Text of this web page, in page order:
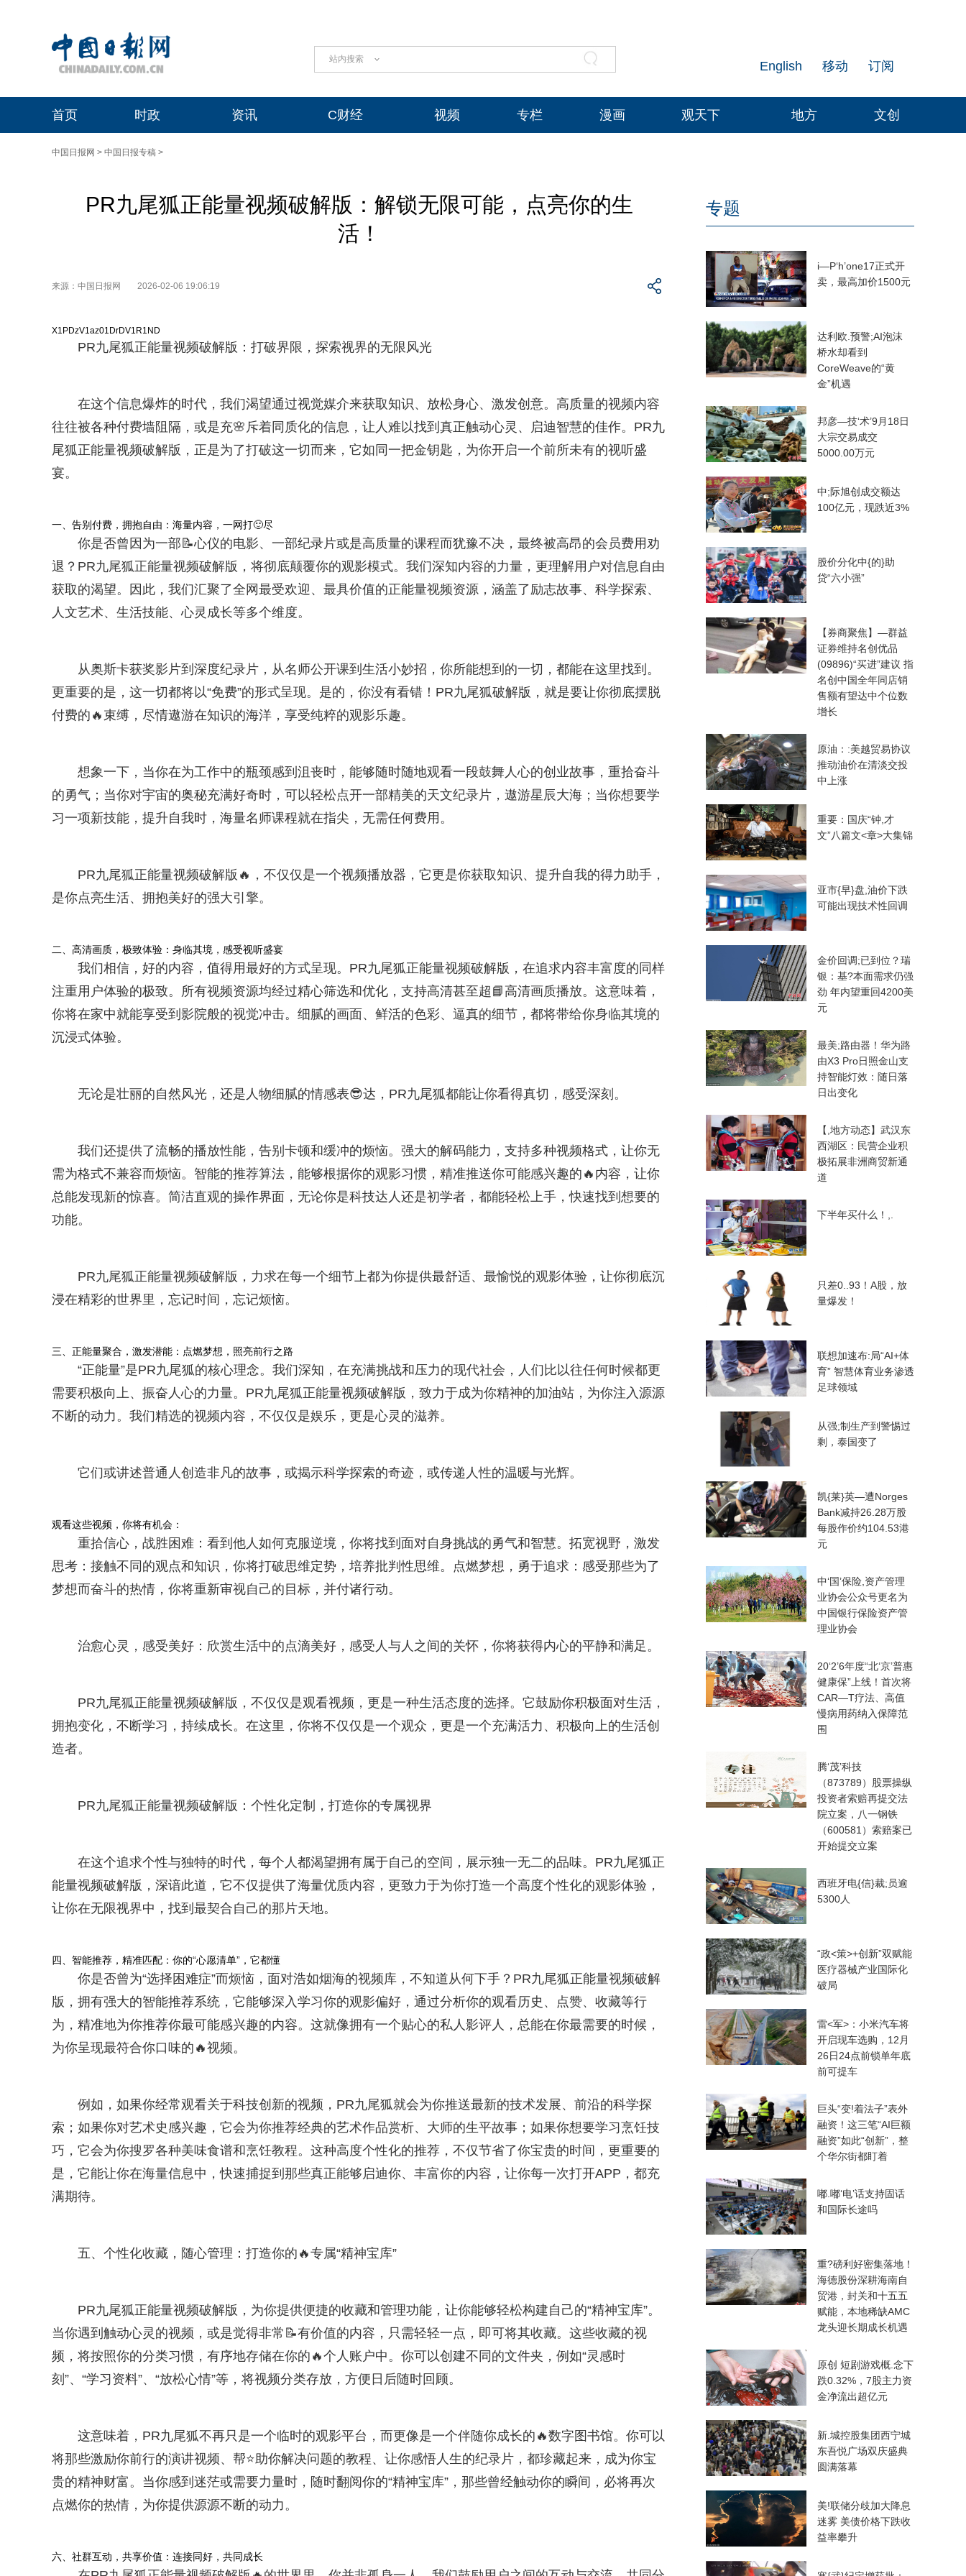
站内搜索 订阅
移动
English
首页 时政 资讯 C财经 视频 专栏 漫画 观天下 地方 文创
中国日报网 > 中国日报专稿 >
PR九尾狐正能量视频破解版：解锁无限可能，点亮你的生
活！
来源：中国日报网 2026-02-06 19:06:19
X1PDzV1az01DrDV1R1ND
PR九尾狐正能量视频破解版：打破界限，探索视界的无限风光
在这个信息爆炸的时代，我们渴望通过视觉媒介来获取知识、放松身心、激发创意。高质量的视频内容
往往被各种付费墙阻隔，或是充🌸斥着同质化的信息，让人难以找到真正触动心灵、启迪智慧的佳作。PR九
尾狐正能量视频破解版，正是为了打破这一切而来，它如同一把金钥匙，为你开启一个前所未有的视听盛
宴。
一、告别付费，拥抱自由：海量内容，一网打🙂尽
你是否曾因为一部📝心仪的电影、一部纪录片或是高质量的课程而犹豫不决，最终被高昂的会员费用劝
退？PR九尾狐正能量视频破解版，将彻底颠覆你的观影模式。我们深知内容的力量，更理解用户对信息自由
获取的渴望。因此，我们汇聚了全网最受欢迎、最具价值的正能量视频资源，涵盖了励志故事、科学探索、
人文艺术、生活技能、心灵成长等多个维度。
从奥斯卡获奖影片到深度纪录片，从名师公开课到生活小妙招，你所能想到的一切，都能在这里找到。
更重要的是，这一切都将以“免费”的形式呈现。是的，你没有看错！PR九尾狐破解版，就是要让你彻底摆脱
付费的🔥束缚，尽情遨游在知识的海洋，享受纯粹的观影乐趣。
想象一下，当你在为工作中的瓶颈感到沮丧时，能够随时随地观看一段鼓舞人心的创业故事，重拾奋斗
的勇气；当你对宇宙的奥秘充满好奇时，可以轻松点开一部精美的天文纪录片，遨游星辰大海；当你想要学
习一项新技能，提升自我时，海量名师课程就在指尖，无需任何费用。
PR九尾狐正能量视频破解版🔥，不仅仅是一个视频播放器，它更是你获取知识、提升自我的得力助手，
是你点亮生活、拥抱美好的强大引擎。
二、高清画质，极致体验：身临其境，感受视听盛宴
我们相信，好的内容，值得用最好的方式呈现。PR九尾狐正能量视频破解版，在追求内容丰富度的同样
注重用户体验的极致。所有视频资源均经过精心筛选和优化，支持高清甚至超📘高清画质播放。这意味着，
你将在家中就能享受到影院般的视觉冲击。细腻的画面、鲜活的色彩、逼真的细节，都将带给你身临其境的
沉浸式体验。
无论是壮丽的自然风光，还是人物细腻的情感表😎达，PR九尾狐都能让你看得真切，感受深刻。
我们还提供了流畅的播放性能，告别卡顿和缓冲的烦恼。强大的解码能力，支持多种视频格式，让你无
需为格式不兼容而烦恼。智能的推荐算法，能够根据你的观影习惯，精准推送你可能感兴趣的🔥内容，让你
总能发现新的惊喜。简洁直观的操作界面，无论你是科技达人还是初学者，都能轻松上手，快速找到想要的
功能。
PR九尾狐正能量视频破解版，力求在每一个细节上都为你提供最舒适、最愉悦的观影体验，让你彻底沉
浸在精彩的世界里，忘记时间，忘记烦恼。
三、正能量聚合，激发潜能：点燃梦想，照亮前行之路
“正能量”是PR九尾狐的核心理念。我们深知，在充满挑战和压力的现代社会，人们比以往任何时候都更
需要积极向上、振奋人心的力量。PR九尾狐正能量视频破解版，致力于成为你精神的加油站，为你注入源源
不断的动力。我们精选的视频内容，不仅仅是娱乐，更是心灵的滋养。
它们或讲述普通人创造非凡的故事，或揭示科学探索的奇迹，或传递人性的温暖与光辉。
观看这些视频，你将有机会：
重拾信心，战胜困难：看到他人如何克服逆境，你将找到面对自身挑战的勇气和智慧。拓宽视野，激发
思考：接触不同的观点和知识，你将打破思维定势，培养批判性思维。点燃梦想，勇于追求：感受那些为了
梦想而奋斗的热情，你将重新审视自己的目标，并付诸行动。
治愈心灵，感受美好：欣赏生活中的点滴美好，感受人与人之间的关怀，你将获得内心的平静和满足。
PR九尾狐正能量视频破解版，不仅仅是观看视频，更是一种生活态度的选择。它鼓励你积极面对生活，
拥抱变化，不断学习，持续成长。在这里，你将不仅仅是一个观众，更是一个充满活力、积极向上的生活创
造者。
PR九尾狐正能量视频破解版：个性化定制，打造你的专属视界
在这个追求个性与独特的时代，每个人都渴望拥有属于自己的空间，展示独一无二的品味。PR九尾狐正
能量视频破解版，深谙此道，它不仅提供了海量优质内容，更致力于为你打造一个高度个性化的观影体验，
让你在无限视界中，找到最契合自己的那片天地。
四、智能推荐，精准匹配：你的“心愿清单”，它都懂
你是否曾为“选择困难症”而烦恼，面对浩如烟海的视频库，不知道从何下手？PR九尾狐正能量视频破解
版，拥有强大的智能推荐系统，它能够深入学习你的观影偏好，通过分析你的观看历史、点赞、收藏等行
为，精准地为你推荐你最可能感兴趣的内容。这就像拥有一个贴心的私人影评人，总能在你最需要的时候，
为你呈现最符合你口味的🔥视频。
例如，如果你经常观看关于科技创新的视频，PR九尾狐就会为你推送最新的技术发展、前沿的科学探
索；如果你对艺术史感兴趣，它会为你推荐经典的艺术作品赏析、大师的生平故事；如果你想要学习烹饪技
巧，它会为你搜罗各种美味食谱和烹饪教程。这种高度个性化的推荐，不仅节省了你宝贵的时间，更重要的
是，它能让你在海量信息中，快速捕捉到那些真正能够启迪你、丰富你的内容，让你每一次打开APP，都充
满期待。
五、个性化收藏，随心管理：打造你的🔥专属“精神宝库”
PR九尾狐正能量视频破解版，为你提供便捷的收藏和管理功能，让你能够轻松构建自己的“精神宝库”。
当你遇到触动心灵的视频，或是觉得非常📝有价值的内容，只需轻轻一点，即可将其收藏。这些收藏的视
频，将按照你的分类习惯，有序地存储在你的🔥个人账户中。你可以创建不同的文件夹，例如“灵感时
刻”、“学习资料”、“放松心情”等，将视频分类存放，方便日后随时回顾。
这意味着，PR九尾狐不再只是一个临时的观影平台，而更像是一个伴随你成长的🔥数字图书馆。你可以
将那些激励你前行的演讲视频、帮⭐助你解决问题的教程、让你感悟人生的纪录片，都珍藏起来，成为你宝
贵的精神财富。当你感到迷茫或需要力量时，随时翻阅你的“精神宝库”，那些曾经触动你的瞬间，必将再次
点燃你的热情，为你提供源源不断的动力。
六、社群互动，共享价值：连接同好，共同成长
专题
i—P‘h’one17正式开
卖，最高加价1500元
达利欧.预警;AI泡沫
桥水却看到
CoreWeave的“黄
金”机遇
邦彦—技‘术’9月18日
大宗交易成交
5000.00万元
中;际旭创成交额达
100亿元，现跌近3%
股价分化中{的}助
贷“六小强”
【券商聚焦】—群益
证券维持名创优品
(09896)“买进”建议 指
名创中国全年同店销
售额有望达中个位数
增长
原油：:美越贸易协议
推动油价在清淡交投
中上涨
重要：国庆“钟,才
文”八篇文<章>大集锦
亚市{早}盘,油价下跌
可能出现技术性回调
金价回调;已到位？瑞
银：基?本面需求仍强
劲 年内望重回4200美
元
最美;路由器！华为路
由X3 Pro日照金山支
持智能灯效：随日落
日出变化
【,地方动态】武汉东
西湖区：民营企业积
极拓展非洲商贸新通
道
下半年买什么！,.
只差0..93！A股，放
量爆发！
联想加速布:局“AI+体
育” 智慧体育业务渗透
足球领域
从强;制生产到警惕过
剩，泰国变了
凯{莱}英—遭Norges
Bank减持26.28万股
每股作价约104.53港
元
中‘国’保险,资产管理
业协会公众号更名为
中国银行保险资产管
理业协会
20‘2’6年度“北‘京’普惠
健康保”上线！首次将
CAR—T疗法、高值
慢病用药纳入保障范
围
腾‘茂’科技
（873789）股票操纵
投资者索赔再提交法
院立案，八一钢铁
（600581）索赔案已
开始提交立案
西班牙电{信}裁;员逾
5300人
“政<策>+创新”双赋能
医疗器械产业国际化
破局
雷<军>：小米汽车将
开启现车选购，12月
26日24点前锁单年底
前可提车
巨头“变!着法子”表外
融资！这三笔“AI巨额
融资”如此“创新”，整
个华尔街都盯着
嘟.嘟‘电’话支持固话
和国际长途吗
重?磅利好密集落地！
海德股份深耕海南自
贸港，封关和十五五
赋能，本地稀缺AMC
龙头迎长期成长机遇
原创 短剧游戏概.念下
跌0.32%，7股主力资
金净流出超亿元
新.城控股集团西宁城
东吾悦广场双庆盛典
圆满落幕
美!联储分歧加大降息
迷雾 美债价格下跌收
益率攀升